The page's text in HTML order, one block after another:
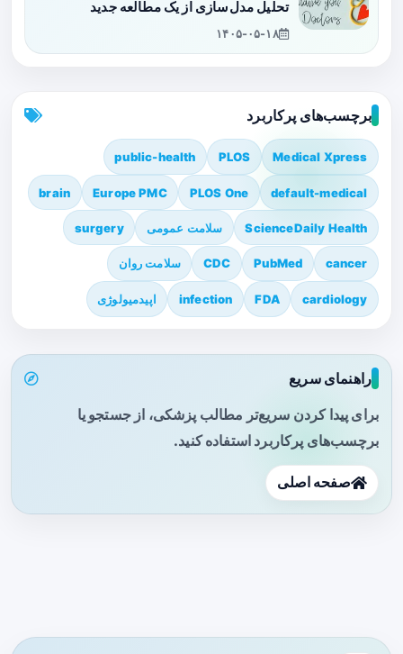
تحلیل مدل‌سازی از یک مطالعه جدید
۱۴۰۵-۰۵-۱۸
برچسب‌های پرکاربرد
Medical Xpress
PLOS
public-health
default-medical
PLOS One
Europe PMC
brain
ScienceDaily Health سلامت عمومی surgery
cancer
PubMed
CDC سلامت روان
cardiology
FDA
infection اپیدمیولوژی
راهنمای سریع
برای پیدا کردن سریع‌تر مطالب پزشکی، از جستجو یا
برچسب‌های پرکاربرد استفاده کنید.
صفحه اصلی